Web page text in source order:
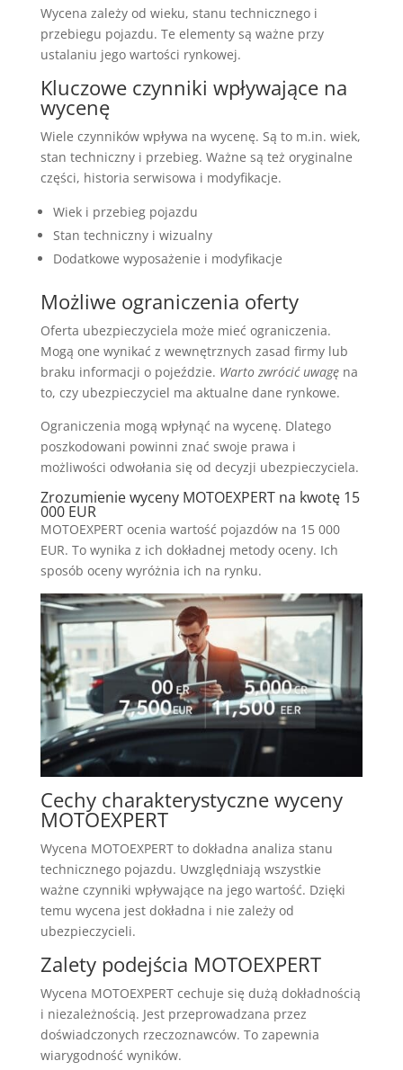
Wycena zależy od wieku, stanu technicznego i
przebiegu pojazdu. Te elementy są ważne przy
ustalaniu jego wartości rynkowej.
Kluczowe czynniki wpływające na
wycenę
Wiele czynników wpływa na wycenę. Są to m.in. wiek,
stan techniczny i przebieg. Ważne są też oryginalne
części, historia serwisowa i modyfikacje.
Wiek i przebieg pojazdu
Stan techniczny i wizualny
Dodatkowe wyposażenie i modyfikacje
Możliwe ograniczenia oferty
Oferta ubezpieczyciela może mieć ograniczenia.
Mogą one wynikać z wewnętrznych zasad firmy lub
braku informacji o pojeździe. Warto zwrócić uwagęna
to, czy ubezpieczyciel ma aktualne dane rynkowe.
Ograniczenia mogą wpłynąć na wycenę. Dlatego
poszkodowani powinni znać swoje prawa i
możliwości odwołania się od decyzji ubezpieczyciela.
Zrozumienie wyceny MOTOEXPERT na kwotę 15
000 EUR
MOTOEXPERT ocenia wartość pojazdów na 15 000
EUR. To wynika z ich dokładnej metody oceny. Ich
sposób oceny wyróżnia ich na rynku.
Cechy charakterystyczne wyceny
MOTOEXPERT
Wycena MOTOEXPERT to dokładna analiza stanu
technicznego pojazdu. Uwzględniają wszystkie
ważne czynniki wpływające na jego wartość. Dzięki
temu wycena jest dokładna i nie zależy od
ubezpieczycieli.
Zalety podejścia MOTOEXPERT
Wycena MOTOEXPERT cechuje się dużą dokładnością
i niezależnością. Jest przeprowadzana przez
doświadczonych rzeczoznawców. To zapewnia
wiarygodność wyników.